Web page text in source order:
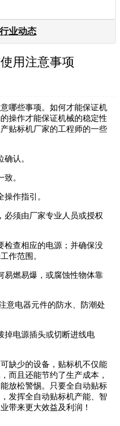
行业动态
用注意事项
哪些事项。如何才能保证机
操作才能保证机械的稳定性
贴标机厂家的工程师的一些
确认。
。
操作指引。
必须由厂家专业人员或授权
检查相应的电源；并确保没
作范围。
易燃易爆，或腐蚀性物体靠
意电器元件的防水、防潮处
掉电源插头或切断进线电
缺少的设备，贴标机不仅能
而且还能节约了生产成本，
放松警惕。只要全自动贴标
发挥全自动贴标机产能、智
带来更大效益及利润！